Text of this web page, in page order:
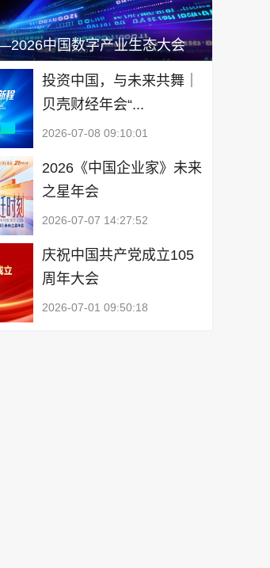
中国数字产业生态大会
投资中国，与未来共舞｜
贝壳财经年会“...
2026-07-08 09:10:01
2026《中国企业家》未来
之星年会
2026-07-07 14:27:52
庆祝中国共产党成立105
周年大会
2026-07-01 09:50:18